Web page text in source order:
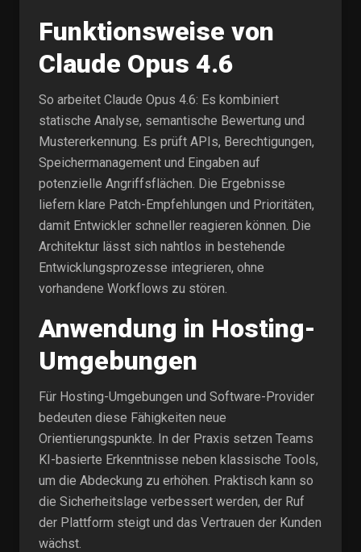
Funktionsweise von
Claude Opus 4.6
So arbeitet Claude Opus 4.6: Es kombiniert
statische Analyse, semantische Bewertung und
Mustererkennung. Es prüft APIs, Berechtigungen,
Speichermanagement und Eingaben auf
potenzielle Angriffsflächen. Die Ergebnisse
liefern klare Patch-Empfehlungen und Prioritäten,
damit Entwickler schneller reagieren können. Die
Architektur lässt sich nahtlos in bestehende
Entwicklungsprozesse integrieren, ohne
vorhandene Workflows zu stören.
Anwendung in Hosting-
Umgebungen
Für Hosting-Umgebungen und Software-Provider
bedeuten diese Fähigkeiten neue
Orientierungspunkte. In der Praxis setzen Teams
KI-basierte Erkenntnisse neben klassische Tools,
um die Abdeckung zu erhöhen. Praktisch kann so
die Sicherheitslage verbessert werden, der Ruf
der Plattform steigt und das Vertrauen der Kunden
wächst.